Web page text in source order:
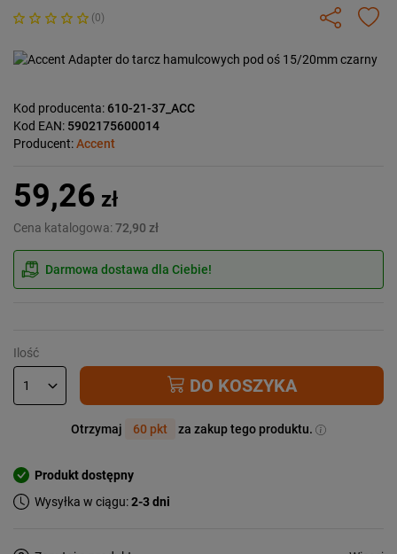
(0)
Kod producenta:610-21-37_ACC
Kod EAN: 5902175600014
Producent:Accent
59,26 zł
Cena katalogowa: 72,90 zł
Darmowa dostawa dla Ciebie!
Ilość
DO KOSZYKA
Otrzymaj 60 pkt za zakup tego produktu.
Produkt dostępny
Wysyłka w ciągu:2-3 dni